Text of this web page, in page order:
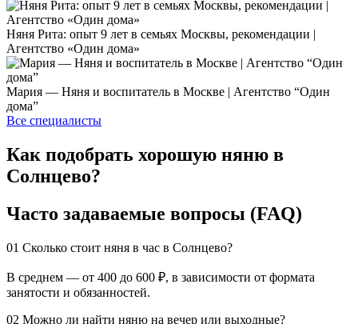
Няня Рита: опыт 9 лет в семьях Москвы, рекомендации |
Агентство «Один дома»
Мария — Няня и воспитатель в Москве | Агентство “Один
дома”
Все специалисты
Как подобрать хорошую няню в
Солнцево?
Часто задаваемые вопросы (FAQ)
01 Сколько стоит няня в час в Солнцево?
В среднем — от 400 до 600 ₽, в зависимости от формата
занятости и обязанностей.
02 Можно ли найти няню на вечер или выходные?